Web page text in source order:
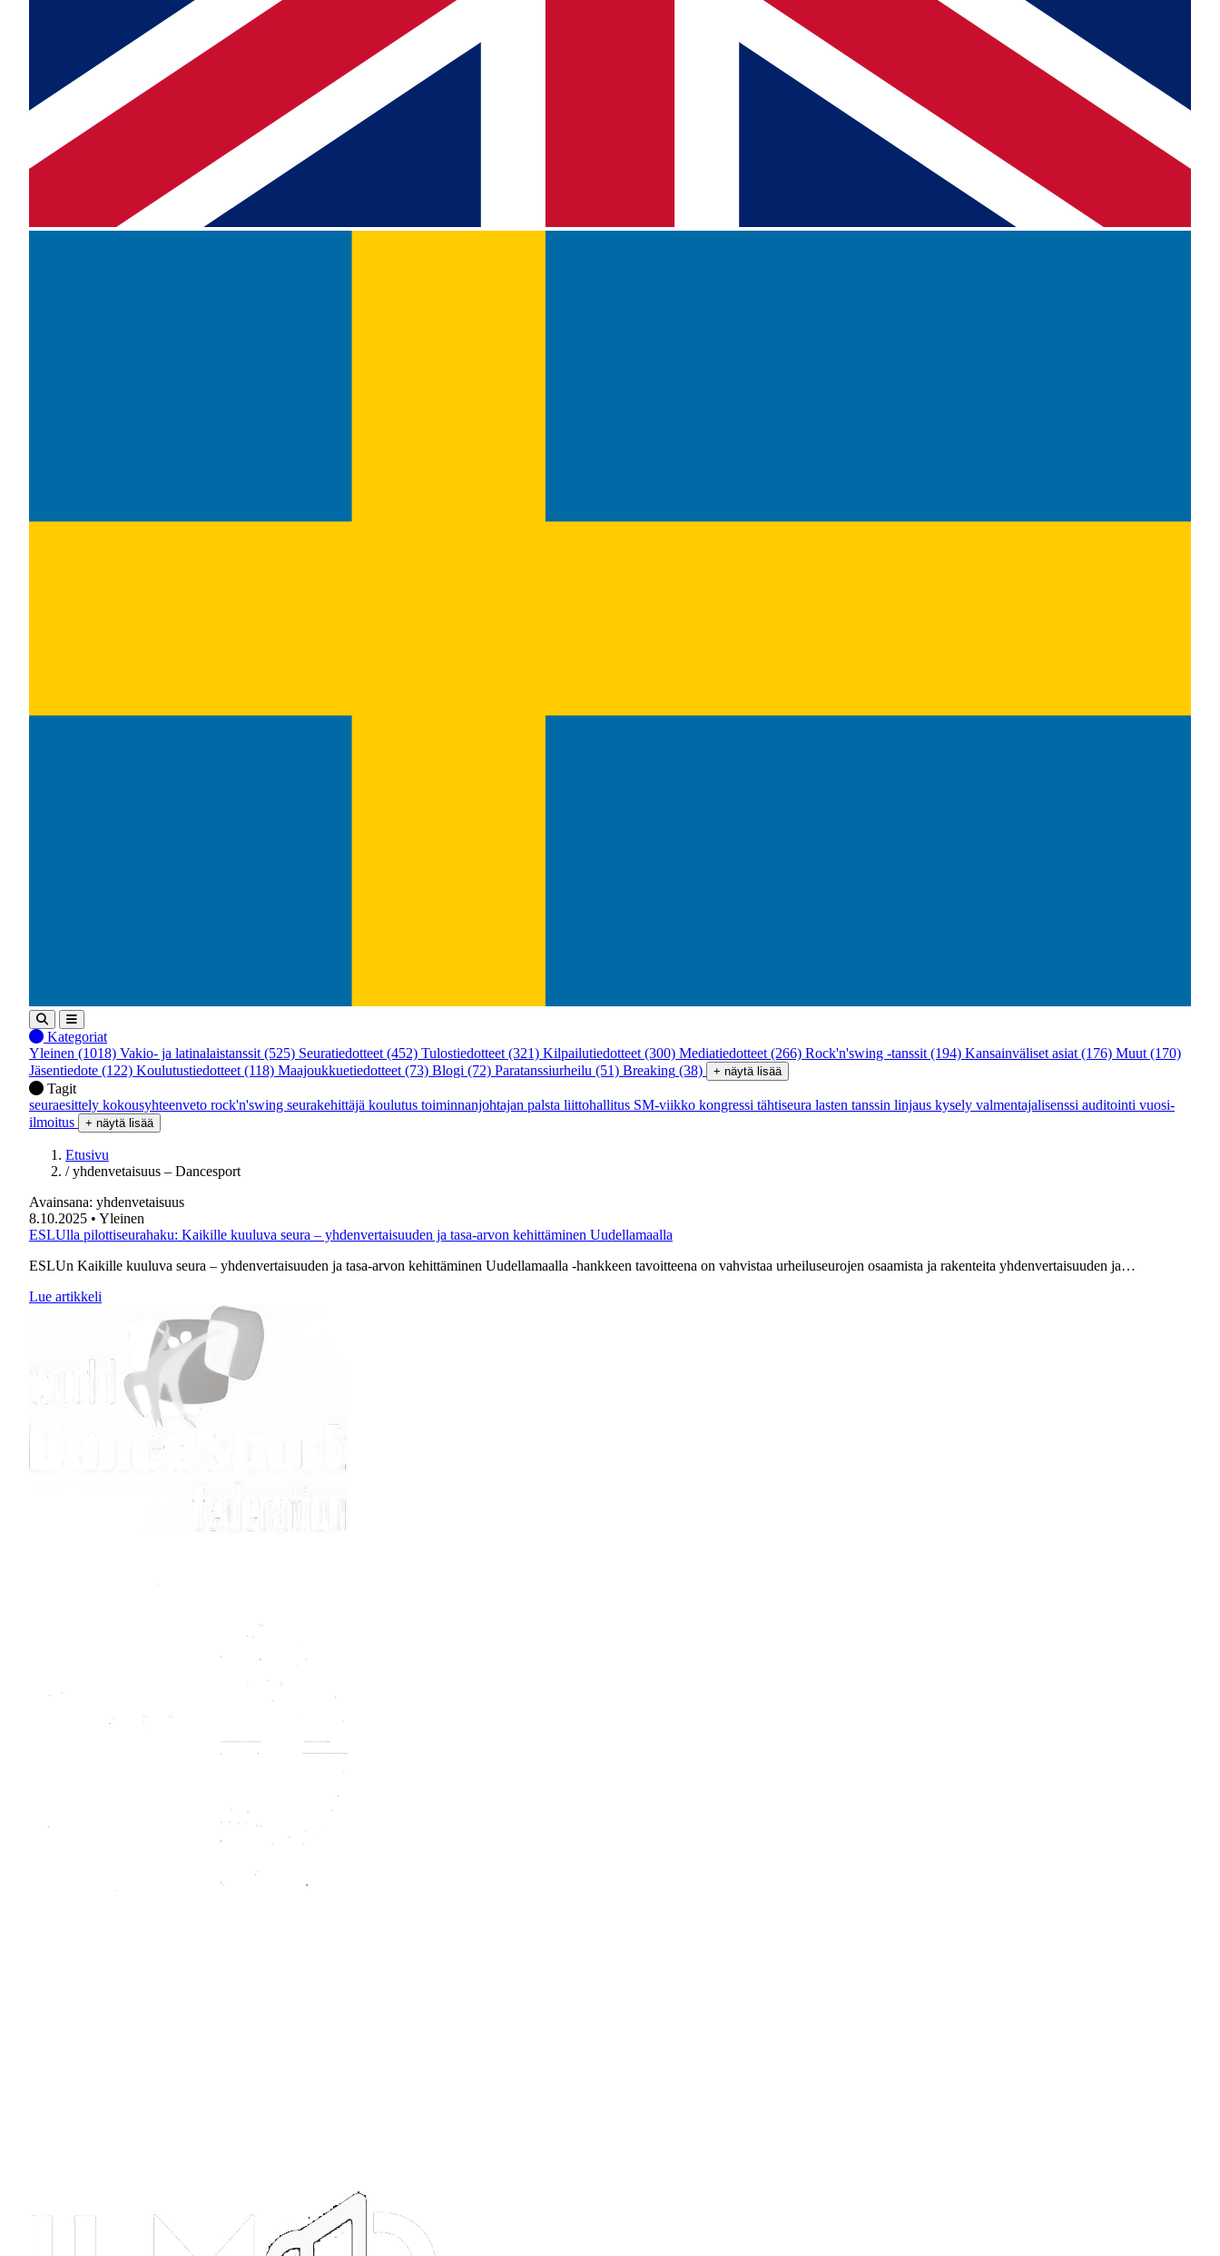
Kategoriat
Yleinen (1018) Vakio- ja latinalaistanssit (525) Seuratiedotteet (452) Tulostiedotteet (321) Kilpailutiedotteet (300) Mediatiedotteet (266) Rock'n'swing -tanssit (194) Kansainväliset asiat (176) Muut (170)
Jäsentiedote (122) Koulutustiedotteet (118) Maajoukkuetiedotteet (73) Blogi (72) Paratanssiurheilu (51) Breaking (38) + näytä lisää
Tagit
seuraesittely kokousyhteenveto rock'n'swing seurakehittäjä koulutus toiminnanjohtajan palsta liittohallitus SM-viikko kongressi tähtiseura lasten tanssin linjaus kysely valmentajalisenssi auditointi vuosi-
ilmoitus
+ näytä lisää
Etusivu
/ yhdenvetaisuus – Dancesport
Avainsana: yhdenvetaisuus
8.10.2025 • Yleinen
ESLUlla pilottiseurahaku: Kaikille kuuluva seura – yhdenvertaisuuden ja tasa-arvon kehittäminen Uudellamaalla
ESLUn Kaikille kuuluva seura – yhdenvertaisuuden ja tasa-arvon kehittäminen Uudellamaalla -hankkeen tavoitteena on vahvistaa urheiluseurojen osaamista ja rakenteita yhdenvertaisuuden ja…
Lue artikkeli